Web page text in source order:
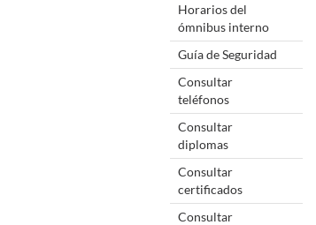
Horarios del
ómnibus interno
Guía de Seguridad
Consultar
teléfonos
Consultar
diplomas
Consultar
certificados
Consultar